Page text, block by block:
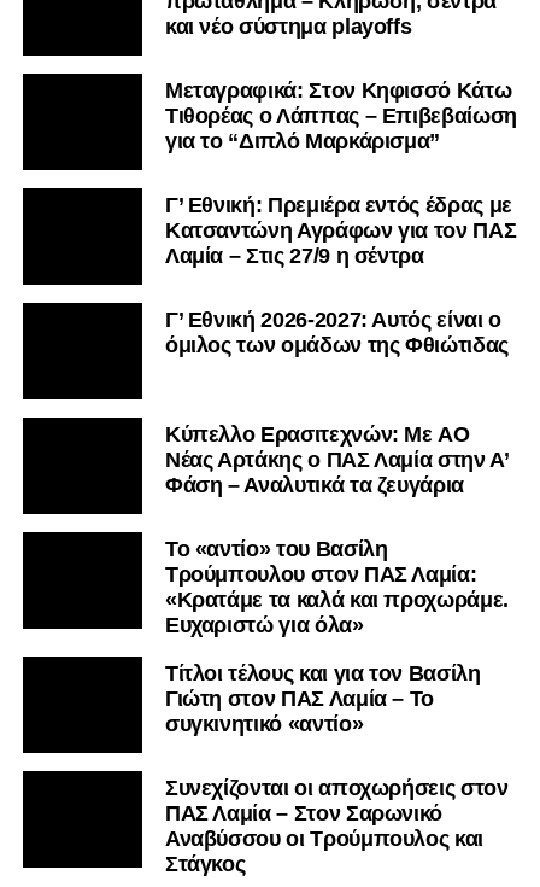
και νέο σύστημα playoffs
Μεταγραφικά: Στον Κηφισσό Κάτω
Τιθορέας ο Λάππας – Επιβεβαίωση
για το “Διπλό Μαρκάρισμα”
Γ’ Εθνική: Πρεμιέρα εντός έδρας με
Κατσαντώνη Αγράφων για τον ΠΑΣ
Λαμία – Στις 27/9 η σέντρα
Γ’ Εθνική 2026-2027: Αυτός είναι ο
όμιλος των ομάδων της Φθιώτιδας
Kύπελλο Ερασιτεχνών: Με AO
Nέας Αρτάκης ο ΠΑΣ Λαμία στην Α’
Φάση – Αναλυτικά τα ζευγάρια
Το «αντίο» του Βασίλη
Τρούμπουλου στον ΠΑΣ Λαμία:
«Κρατάμε τα καλά και προχωράμε.
Ευχαριστώ για όλα»
Τίτλοι τέλους και για τον Βασίλη
Γιώτη στον ΠΑΣ Λαμία – Το
συγκινητικό «αντίο»
Συνεχίζονται οι αποχωρήσεις στον
ΠΑΣ Λαμία – Στον Σαρωνικό
Αναβύσσου οι Τρούμπουλος και
Στάγκος